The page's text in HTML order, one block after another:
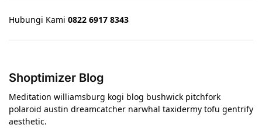
Hubungi Kami 0822 6917 8343
Shoptimizer Blog
Meditation williamsburg kogi blog bushwick pitchfork
polaroid austin dreamcatcher narwhal taxidermy tofu gentrify
aesthetic.